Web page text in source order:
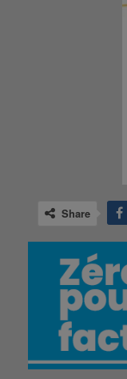
Share